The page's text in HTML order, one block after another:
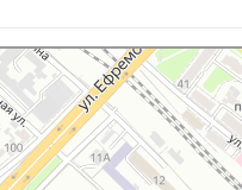
в Армавире